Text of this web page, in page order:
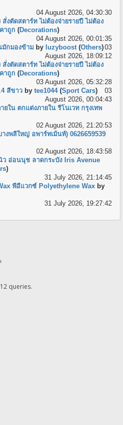
04 August 2026, 04:30:30
งตัดสตาร์ท ไม่ต้องจ่ายรายปี ไม่ต้อง
าถูก (Decorations)
04 August 2026, 00:01:35
มักมองข้าม by luzyboost(Others)03
August 2026, 18:09:12
งตัดสตาร์ท ไม่ต้องจ่ายรายปี ไม่ต้อง
าถูก (Decorations)
03 August 2026, 05:32:28
สีขาว bytee1044(Sport Cars)
03
August 2026, 00:04:43
ใน ตกแต่งภายใน รีโนเวท กรุงเทพ
02 August 2026, 21:20:53
งพลีใหญ่ อพาร์ทเม้นท์) 0626659539
02 August 2026, 18:43:58
ว อ่อนนุช ลาดกระบัง Iris Avenue
)
31 July 2026, 21:14:45
พีอีแวกซ์ Polyethylene Wax by
31 July 2026, 19:27:42
queries.